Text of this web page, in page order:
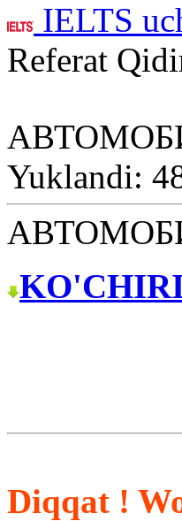
IELTS
Referat
Yuklandi:
Diqqat !